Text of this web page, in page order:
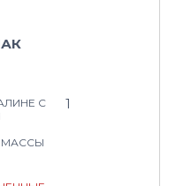
С
МАССЫ
1